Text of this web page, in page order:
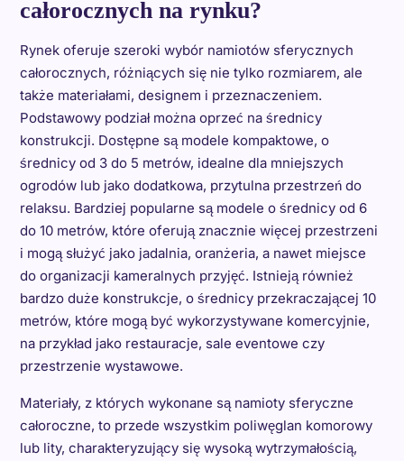
całorocznych na rynku?
Rynek oferuje szeroki wybór namiotów sferycznych
całorocznych, różniących się nie tylko rozmiarem, ale
także materiałami, designem i przeznaczeniem.
Podstawowy podział można oprzeć na średnicy
konstrukcji. Dostępne są modele kompaktowe, o
średnicy od 3 do 5 metrów, idealne dla mniejszych
ogrodów lub jako dodatkowa, przytulna przestrzeń do
relaksu. Bardziej popularne są modele o średnicy od 6
do 10 metrów, które oferują znacznie więcej przestrzeni
i mogą służyć jako jadalnia, oranżeria, a nawet miejsce
do organizacji kameralnych przyjęć. Istnieją również
bardzo duże konstrukcje, o średnicy przekraczającej 10
metrów, które mogą być wykorzystywane komercyjnie,
na przykład jako restauracje, sale eventowe czy
przestrzenie wystawowe.
Materiały, z których wykonane są namioty sferyczne
całoroczne, to przede wszystkim poliwęglan komorowy
lub lity, charakteryzujący się wysoką wytrzymałością,